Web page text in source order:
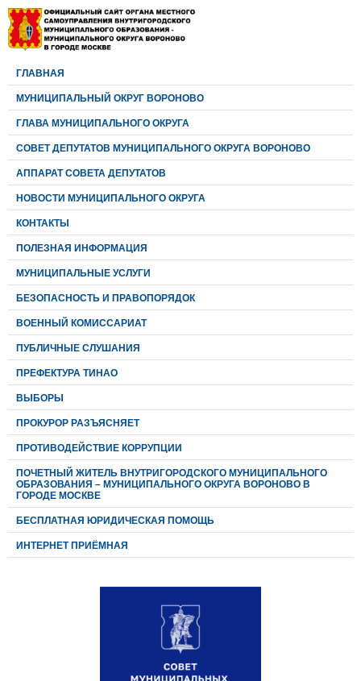
ГЛАВНАЯ
МУНИЦИПАЛЬНЫЙ ОКРУГ ВОРОНОВО
ГЛАВА МУНИЦИПАЛЬНОГО ОКРУГА
CОВЕТ ДЕПУТАТОВ МУНИЦИПАЛЬНОГО ОКРУГА ВОРОНОВО
АППАРАТ СОВЕТА ДЕПУТАТОВ
НОВОСТИ МУНИЦИПАЛЬНОГО ОКРУГА
КОНТАКТЫ
ПОЛЕЗНАЯ ИНФОРМАЦИЯ
МУНИЦИПАЛЬНЫЕ УСЛУГИ
БЕЗОПАСНОСТЬ И ПРАВОПОРЯДОК
ВОЕННЫЙ КОМИССАРИАТ
ПУБЛИЧНЫЕ СЛУШАНИЯ
ПРЕФЕКТУРА ТИНАО
ВЫБОРЫ
ПРОКУРОР РАЗЪЯСНЯЕТ
ПРОТИВОДЕЙСТВИЕ КОРРУПЦИИ
ПОЧЕТНЫЙ ЖИТЕЛЬ ВНУТРИГОРОДСКОГО МУНИЦИПАЛЬНОГО
ОБРАЗОВАНИЯ – МУНИЦИПАЛЬНОГО ОКРУГА ВОРОНОВО В
ГОРОДЕ МОСКВЕ
БЕСПЛАТНАЯ ЮРИДИЧЕСКАЯ ПОМОЩЬ
ИНТЕРНЕТ ПРИЁМНАЯ